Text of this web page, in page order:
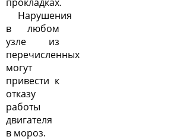
Нарушения
в любом
узле из
перечисленных
могут
привести к
отказу
работы
двигателя
в мороз.